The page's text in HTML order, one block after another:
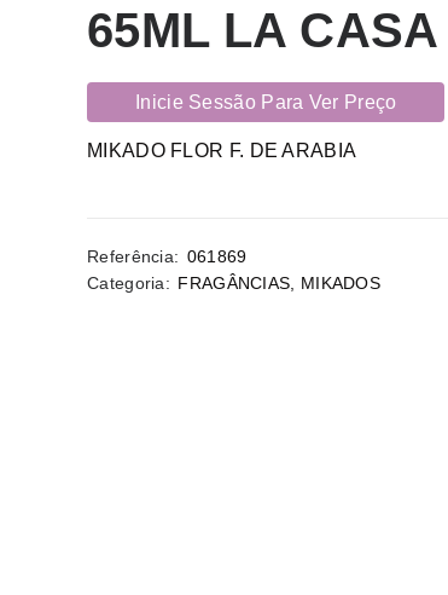
65ML LA CASA
Inicie Sessão Para Ver Preço
MIKADO FLOR F. DE ARABIA
Referência: 061869
Categoria: FRAGÂNCIAS MIKADOS